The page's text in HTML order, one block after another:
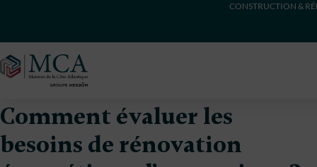
CONSTRUCTION &
Comment évaluer les
besoins de rénovation